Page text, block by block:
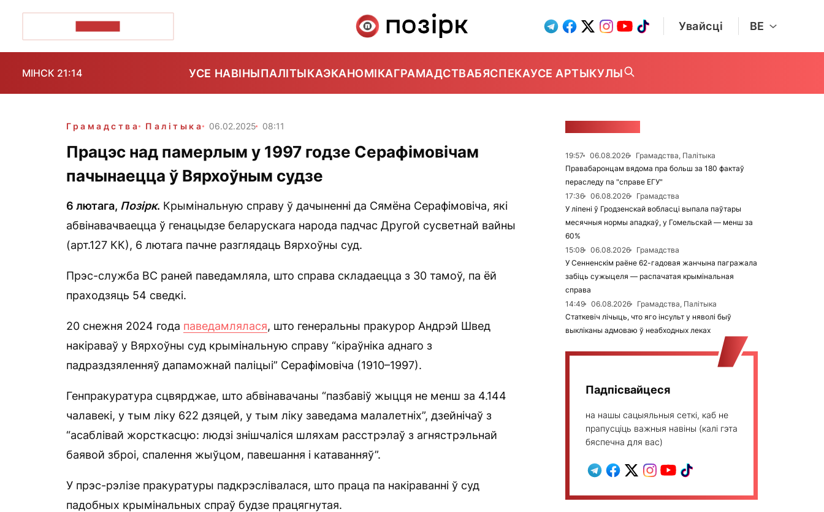
Увайсці BE
МІНСК 21:14 УСЕ НАВІНЫПАЛІТЫКАЭКАНОМІКАГРАМАДСТВАБЯСПЕКАУСЕ АРТЫКУЛЫ
Грамадства Палітыка 06.02.2025 08:11
Працэс над памерлым у 1997 годзе Серафімовічам
пачынаецца ў Вярхоўным судзе
6 лютага, Позірк. Крымінальную справу ў дачыненні да Сямёна Серафімовіча, які
абвінавачваецца ў генацыдзе беларускага народа падчас Другой сусветнай вайны
(арт.127 КК), 6 лютага пачне разглядаць Вярхоўны суд.
Прэс-служба ВС раней паведамляла, што справа складаецца з 30 тамоў, па ёй
праходзяць 54 сведкі.
20 снежня 2024 года паведамлялася, што генеральны пракурор Андрэй Швед
накіраваў у Вярхоўны суд крымінальную справу “кіраўніка аднаго з
падраздзяленняў дапаможнай паліцыі” Серафімовіча (1910–1997).
Генпракуратура сцвярджае, што абвінавачаны “пазбавіў жыцця не менш за 4.144
чалавекі, у тым ліку 622 дзяцей, у тым ліку заведама малалетніх”, дзейнічаў з
“асаблівай жорсткасцю: людзі знішчаліся шляхам расстрэлаў з агнястрэльнай
баявой зброі, спалення жыўцом, павешання і катаванняў”.
У прэс-рэлізе пракуратуры падкрэслівалася, што праца па накіраванні ў суд
падобных крымінальных спраў будзе працягнутая.
19:57 06.08.2026
Грамадства, Палітыка
Правабаронцам вядома пра больш за 180 фактаў
пераследу па "справе ЕГУ"
17:36
06.08.2026
Грамадства
У ліпені ў Гродзенскай вобласці выпала паўтары
месячныя нормы ападкаў, у Гомельскай — менш за
60%
15:08
06.08.2026
Грамадства
У Сенненскім раёне 62-гадовая жанчына пагражала
забіць сужыцеля — распачатая крымінальная
справа
14:49
06.08.2026
Грамадства, Палітыка
Статкевіч лічыць, что яго інсульт у няволі быў
выкліканы адмоваю ў неабходных леках
Падпісвайцеся
на нашы сацыяльныя сеткі, каб не
прапусціць важныя навіны (калі гэта
бяспечна для вас)